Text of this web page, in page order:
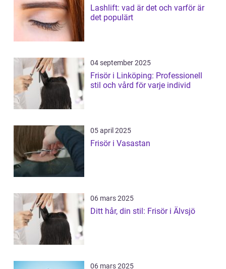
Lashlift: vad är det och varför är
det populärt
04 september 2025
Frisör i Linköping: Professionell
stil och vård för varje individ
05 april 2025
Frisör i Vasastan
06 mars 2025
Ditt hår, din stil: Frisör i Älvsjö
06 mars 2025